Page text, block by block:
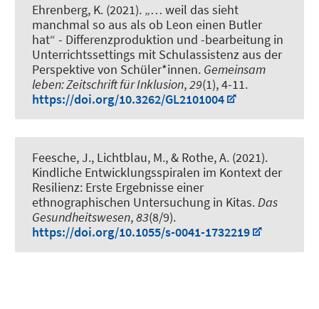
Ehrenberg, K. (2021). „… weil das sieht
manchmal so aus als ob Leon einen Butler
hat“ - Differenzproduktion und -bearbeitung in
Unterrichtssettings mit Schulassistenz aus der
Perspektive von Schüler*innen. Gemeinsam
leben: Zeitschrift für Inklusion,29(1), 4-11.
https://doi.org/10.3262/GL2101004
Feesche, J., Lichtblau, M., & Rothe, A. (2021).
Kindliche Entwicklungsspiralen im Kontext der
Resilienz: Erste Ergebnisse einer
ethnographischen Untersuchung in Kitas.Das
Gesundheitswesen,83(8/9).
https://doi.org/10.1055/s-0041-1732219